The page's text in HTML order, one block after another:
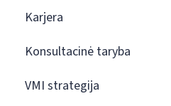
Karjera
Konsultacinė taryba
VMI strategija